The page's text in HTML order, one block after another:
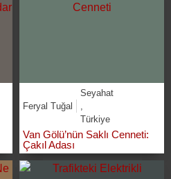
Feryal Tuğal
Seyahat
Türkiye
Van Gölü’nün Saklı Cenneti:
Çakıl Adası